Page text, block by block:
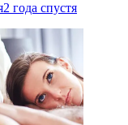
2 года спустя